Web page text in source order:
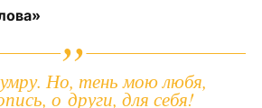
Но, тень мою любя,
о други, для себя!